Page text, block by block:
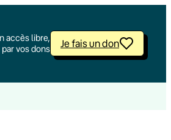
accès libre,
vos dons
Je fais un don